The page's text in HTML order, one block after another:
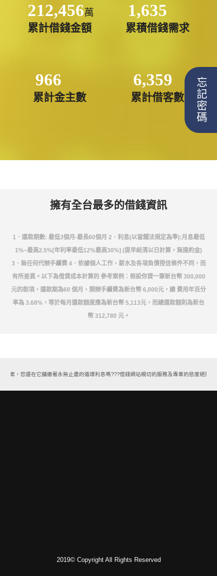
212,456萬
累計借錢金額
1,635
累積借錢需求
966
累計金主數
6,359
累計借客數
擁有全台最多的借錢資訊
1．還款期數: 最低3個月-最長60個月 2．利息(以當舖法規定為準):月息最低
1%~最高2.5%[年利率最低12%最高30%] (提早結清以日計算，無違約金)
3．無任何代辦手續費 4．依據個人工作、薪水及各項負債授信條件不同，而
有所差異。以下為借貸成本計算的 參考案例：假設你貸一筆新台幣 300,000
元的款項，還款期為60 個月，開辦手續費為新台幣 6,000元，總 費用年百分
率為 3.68%，等於每月還款額度應為新台幣 5,113元，而總還款額則為新台
幣 312,780 元。
忘記密碼
方案，您還在它舖繳著永無止盡的循環利息嗎???借錢網站親切的服務及專業的態度絕對
2019© Copyright All Rights Reserved